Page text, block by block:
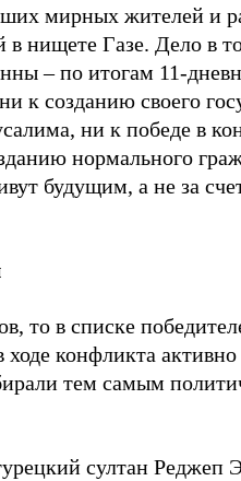
мирных жителей и
в нищете Газе. Дело в
– по итогам 11-
к созданию своего
ни к победе в
нормального
будущим, а не за
то в списке
конфликта
тем самым
султан Реджеп